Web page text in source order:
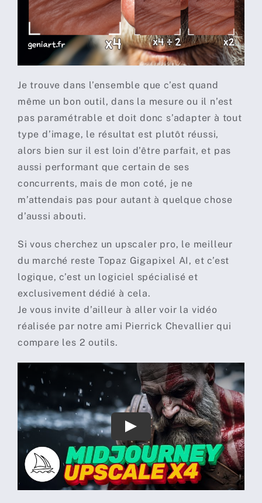
Je trouve dans l’ensemble que c’est quand
même un bon outil, dans la mesure ou il n’est
pas paramétrable et doit donc s’adapter à tout
type d’image, le résultat est plutôt réussi,
alors bien sur il est loin d’être parfait, et pas
aussi performant que certain de ses
concurrents, mais de mon coté, je ne
m’attendais pas pour autant à quelque chose
d’aussi abouti.
Si vous cherchez un upscaler pro, le meilleur
du marché reste Topaz Gigapixel AI, et c’est
logique, c’est un logiciel spécialisé et
exclusivement dédié à cela.
Je vous invite d’ailleur à aller voir la vidéo
réalisée par notre ami Pierrick Chevallier qui
compare les 2 outils.